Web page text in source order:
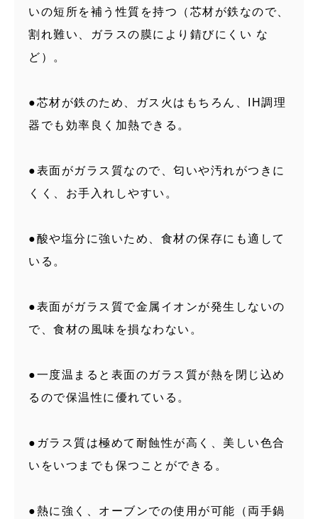
いの短所を補う性質を持つ（芯材が鉄なので、
割れ難い、ガラスの膜により錆びにくい な
ど）。
●芯材が鉄のため、ガス火はもちろん、IH調理
器でも効率良く加熱できる。
●表面がガラス質なので、匂いや汚れがつきに
くく、お手入れしやすい。
●酸や塩分に強いため、食材の保存にも適して
いる。
●表面がガラス質で金属イオンが発生しないの
で、食材の風味を損なわない。
●一度温まると表面のガラス質が熱を閉じ込め
るので保温性に優れている。
●ガラス質は極めて耐蝕性が高く、美しい色合
いをいつまでも保つことができる。
●熱に強く、オーブンでの使用が可能（両手鍋